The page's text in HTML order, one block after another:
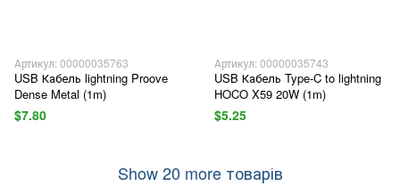
Артикул: 00000035763
USB Кабель lightning Proove
Dense Metal (1m)
$7.80
Артикул: 00000035743
USB Кабель Type-C to lightning
HOCO X59 20W (1m)
$5.25
Show 20 more товарів